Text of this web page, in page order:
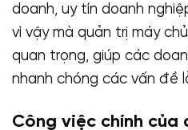
doanh, uy tín doanh
vì vậy mà quản trị máy
quan trọng, giúp các
nhanh chóng các vấn đề
Công việc chính của